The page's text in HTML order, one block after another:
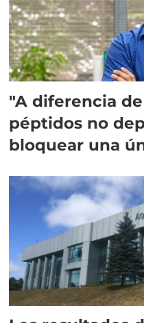
"A diferencia
péptidos no
bloquear una